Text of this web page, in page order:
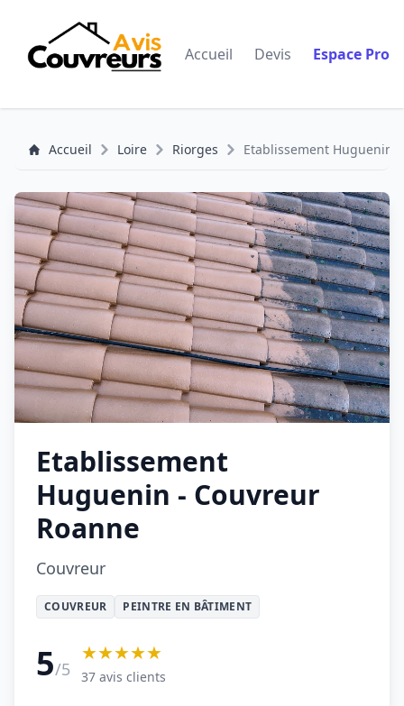
Accueil Devis Espace Pro
Accueil Loire Riorges Etablissement Huguenin
Etablissement
Huguenin - Couvreur
Roanne
Couvreur
COUVREUR PEINTRE EN BÂTIMENT
5/5
★★★★★
37 avis clients